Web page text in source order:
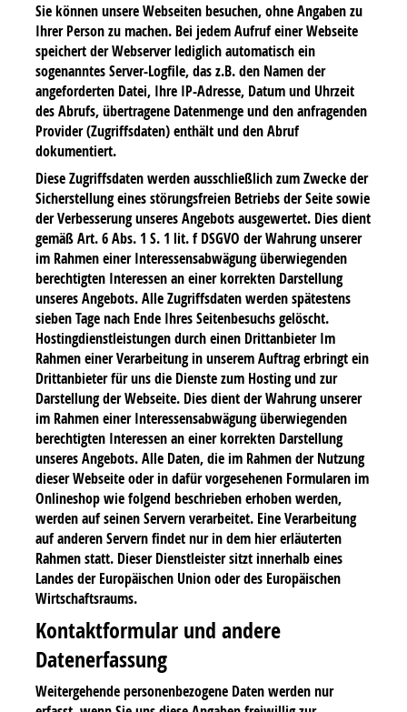
Sie können unsere Webseiten besuchen, ohne Angaben zu
Ihrer Person zu machen. Bei jedem Aufruf einer Webseite
speichert der Webserver lediglich automatisch ein
sogenanntes Server-Logfile, das z.B. den Namen der
angeforderten Datei, Ihre IP-Adresse, Datum und Uhrzeit
des Abrufs, übertragene Datenmenge und den anfragenden
Provider (Zugriffsdaten) enthält und den Abruf
dokumentiert.
Diese Zugriffsdaten werden ausschließlich zum Zwecke der
Sicherstellung eines störungsfreien Betriebs der Seite sowie
der Verbesserung unseres Angebots ausgewertet. Dies dient
gemäß Art. 6 Abs. 1 S. 1 lit. f DSGVO der Wahrung unserer
im Rahmen einer Interessensabwägung überwiegenden
berechtigten Interessen an einer korrekten Darstellung
unseres Angebots. Alle Zugriffsdaten werden spätestens
sieben Tage nach Ende Ihres Seitenbesuchs gelöscht.
Hostingdienstleistungen durch einen Drittanbieter Im
Rahmen einer Verarbeitung in unserem Auftrag erbringt ein
Drittanbieter für uns die Dienste zum Hosting und zur
Darstellung der Webseite. Dies dient der Wahrung unserer
im Rahmen einer Interessensabwägung überwiegenden
berechtigten Interessen an einer korrekten Darstellung
unseres Angebots. Alle Daten, die im Rahmen der Nutzung
dieser Webseite oder in dafür vorgesehenen Formularen im
Onlineshop wie folgend beschrieben erhoben werden,
werden auf seinen Servern verarbeitet. Eine Verarbeitung
auf anderen Servern findet nur in dem hier erläuterten
Rahmen statt. Dieser Dienstleister sitzt innerhalb eines
Landes der Europäischen Union oder des Europäischen
Wirtschaftsraums.
Kontaktformular und andere
Datenerfassung
Weitergehende personenbezogene Daten werden nur